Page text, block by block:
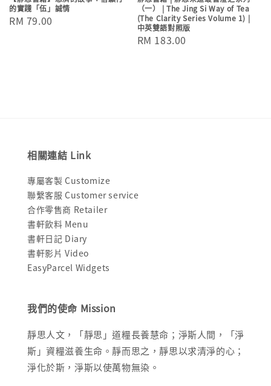
的實踐「伍」誠情
Regular
RM 79.00
（一） | The Jing Si Way of Tea
(The Clarity Series Volume 1) |
中英雙語對照版
Regular
RM 183.00
相關連結 Link
專屬客製 Customize
聯繫客服 Customer service
合作零售商 Retailer
書軒飲料 Menu
書軒日記 Diary
書軒影片 Video
EasyParcel Widgets
我們的使命 Mission
靜思人文，「靜思」道糧長養慧命；淨斯人間，「淨
斯」資糧滋養生命。靜而思之，靜思以求清淨的心；
淨化於斯，淨斯以使萬物無染。